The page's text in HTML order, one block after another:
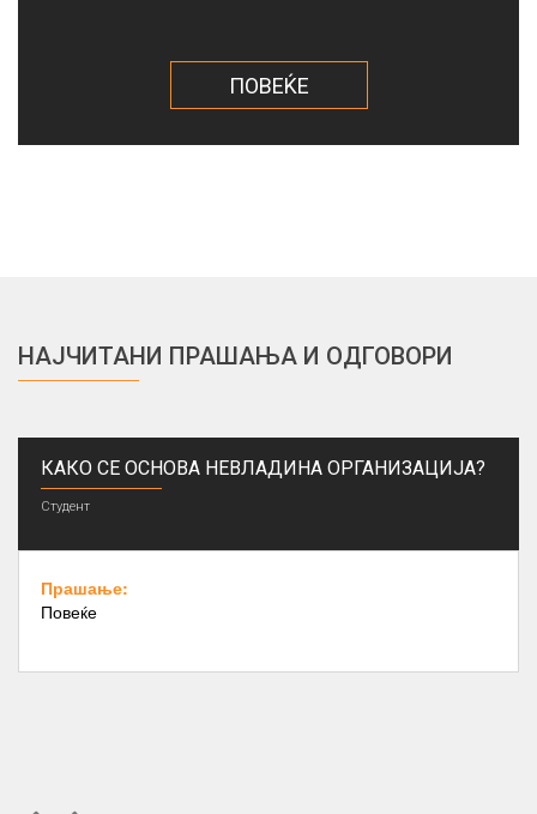
ПОВЕЌЕ
НАЈЧИТАНИ ПРАШАЊА И ОДГОВОРИ
КАКО СЕ ОСНОВА НЕВЛАДИНА ОРГАНИЗАЦИЈА?
Студент
Прашање:
Повеќе